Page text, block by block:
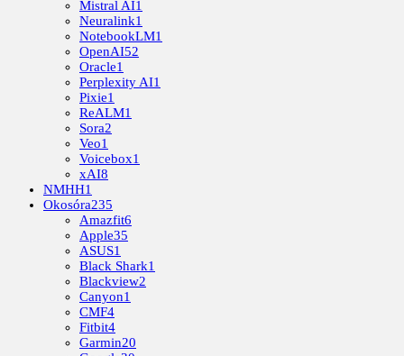
Mistral AI1
Neuralink1
NotebookLM1
OpenAI52
Oracle1
Perplexity AI1
Pixie1
ReALM1
Sora2
Veo1
Voicebox1
xAI8
NMHH1
Okosóra235
Amazfit6
Apple35
ASUS1
Black Shark1
Blackview2
Canyon1
CMF4
Fitbit4
Garmin20